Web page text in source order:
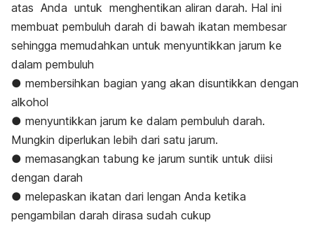
atas Anda untuk menghentikan aliran darah. Hal ini
membuat pembuluh darah di bawah ikatan membesar
sehingga memudahkan untuk menyuntikkan jarum ke
dalam pembuluh
● membersihkan bagian yang akan disuntikkan dengan
alkohol
● menyuntikkan jarum ke dalam pembuluh darah.
Mungkin diperlukan lebih dari satu jarum.
● memasangkan tabung ke jarum suntik untuk diisi
dengan darah
● melepaskan ikatan dari lengan Anda ketika
pengambilan darah dirasa sudah cukup